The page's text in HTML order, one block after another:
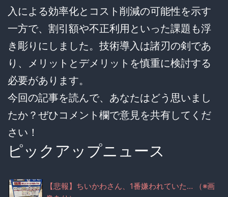
入による効率化とコスト削減の可能性を示す
一方で、割引額や不正利用といった課題も浮
き彫りにしました。技術導入は諸刃の剣であ
り、メリットとデメリットを慎重に検討する
必要があります。
今回の記事を読んで、あなたはどう思いまし
たか？ぜひコメント欄で意見を共有してくだ
さい！
ピックアップニュース
【悲報】ちいかわさん、1番嫌われていた… （※画